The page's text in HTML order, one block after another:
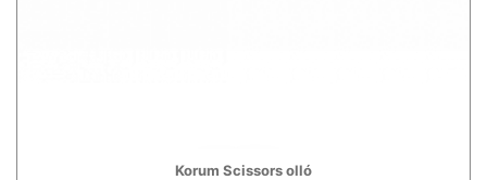
Korum Scissors olló